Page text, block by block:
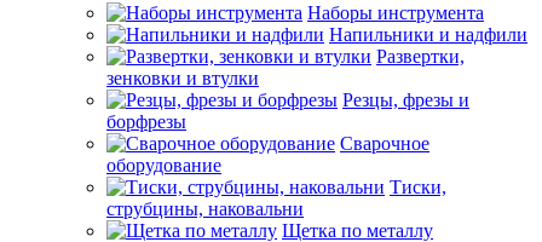
Наборы инструмента
Напильники и надфили
Развертки,
зенковки и втулки
Резцы, фрезы и
борфрезы
Сварочное
оборудование
Тиски,
струбцины, наковальни
Щетка по металлу